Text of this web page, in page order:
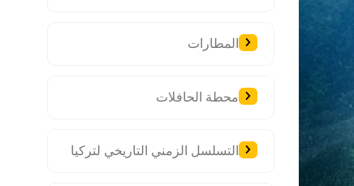
المطارات
محطة الحافلات
التسلسل الزمني التاريخي لتركيا